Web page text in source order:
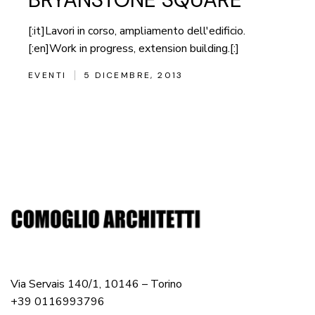
[:it]Lavori in corso, ampliamento dell'edificio.
[:en]Work in progress, extension building.[:]
EVENTI 5 DICEMBRE, 2013
Via Servais 140/1, 10146 – Torino
+39 0116993796